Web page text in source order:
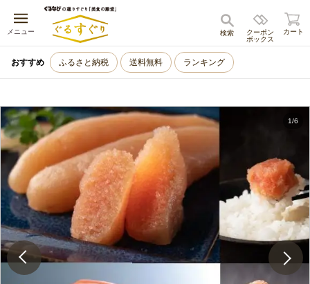
メニュー
キャンセル
クーポン
ボックス
検索 カート
おすすめ ふるさと納税 送料無料 ランキング
1/6